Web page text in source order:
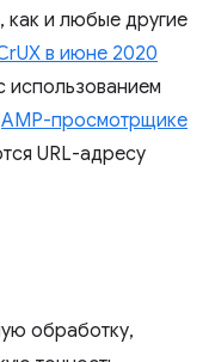
как и любые другие
в июне 2020
использованием
AMP-просмотрщике
URL-адресу
обработку,